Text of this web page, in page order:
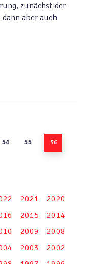
zunächst der
aber auch
54 55 56
2021
2020
2015
2014
2009
2008
2003
2002